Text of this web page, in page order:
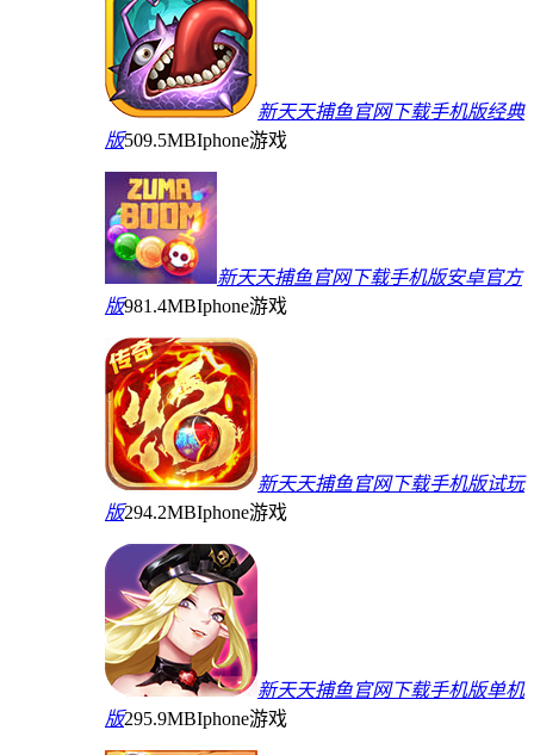
新天天捕鱼官网下载手机版经典
版509.5MBIphone游戏
新天天捕鱼官网下载手机版安卓官方
版981.4MBIphone游戏
新天天捕鱼官网下载手机版试玩
版294.2MBIphone游戏
新天天捕鱼官网下载手机版单机
版295.9MBIphone游戏